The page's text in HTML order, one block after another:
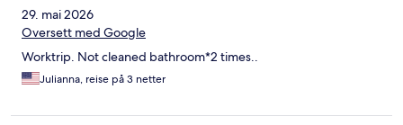
29. mai 2026
Oversett med Google
Worktrip. Not cleaned bathroom*2 times..
Julianna, reise på 3 netter